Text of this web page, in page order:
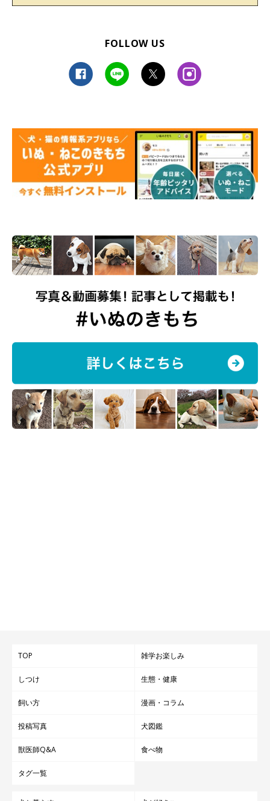
うにくんは、 逆ハイハイしながらどんどん後ろへ！（笑）なぜ
ざかっていくうにくん。不思議だけど…かわいすぎるっ♡
FOLLOW US
TOP 雑学お楽しみ
しつけ 生態・健康
飼い方 漫画・コラム
投稿写真 犬図鑑
獣医師Q&A 食べ物
タグ一覧